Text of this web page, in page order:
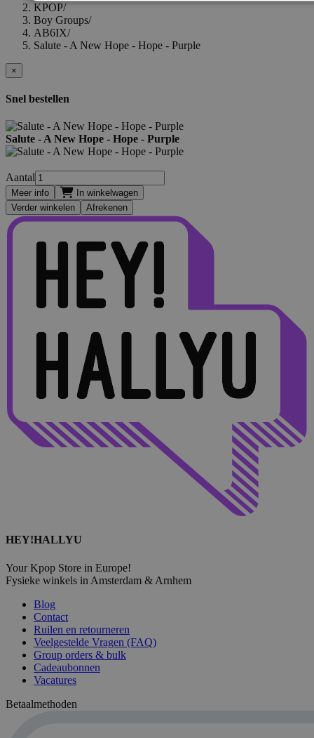
KPOP/
Boy Groups/
AB6IX/
Salute - A New Hope - Hope - Purple
×
Snel bestellen
Salute - A New Hope - Hope - Purple
Aantal
Meer info
In winkelwagen
Verder winkelen
Afrekenen
HEY!HALLYU
Your Kpop Store in Europe!
Fysieke winkels in Amsterdam & Arnhem
Blog
Contact
Ruilen en retourneren
Veelgestelde Vragen (FAQ)
Group orders & bulk
Cadeaubonnen
Vacatures
Betaalmethoden